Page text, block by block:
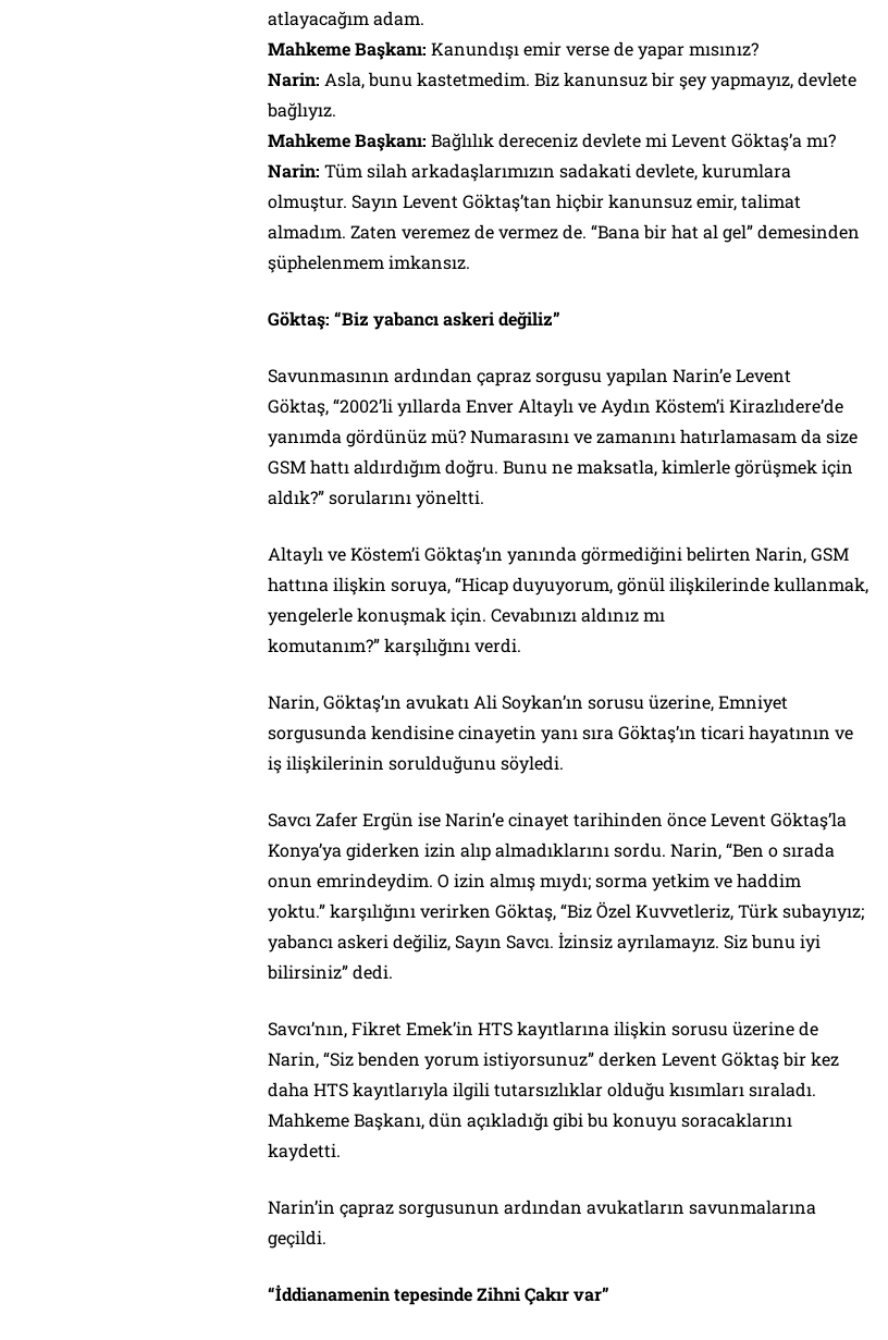
atlayacağım adam.
Mahkeme Başkanı: Kanundışı emir verse de yapar mısınız?
Narin: Asla, bunu kastetmedim. Biz kanunsuz bir şey yapmayız, devlete
bağlıyız.
Mahkeme Başkanı: Bağlılık dereceniz devlete mi Levent Göktaş’a mı?
Narin: Tüm silah arkadaşlarımızın sadakati devlete, kurumlara
olmuştur. Sayın Levent Göktaş’tan hiçbir kanunsuz emir, talimat
almadım. Zaten veremez de vermez de. “Bana bir hat al gel” demesinden
şüphelenmem imkansız.
Göktaş: “Biz yabancı askeri değiliz”
Savunmasının ardından çapraz sorgusu yapılan Narin’e Levent
Göktaş, “2002’li yıllarda Enver Altaylı ve Aydın Köstem’i Kirazlıdere’de
yanımda gördünüz mü? Numarasını ve zamanını hatırlamasam da size
GSM hattı aldırdığım doğru. Bunu ne maksatla, kimlerle görüşmek için
aldık?” sorularını yöneltti.
Altaylı ve Köstem’i Göktaş’ın yanında görmediğini belirten Narin, GSM
hattına ilişkin soruya, “Hicap duyuyorum, gönül ilişkilerinde kullanmak,
yengelerle konuşmak için. Cevabınızı aldınız mı
komutanım?” karşılığını verdi.
Narin, Göktaş’ın avukatı Ali Soykan’ın sorusu üzerine, Emniyet
sorgusunda kendisine cinayetin yanı sıra Göktaş’ın ticari hayatının ve
iş ilişkilerinin sorulduğunu söyledi.
Savcı Zafer Ergün ise Narin’e cinayet tarihinden önce Levent Göktaş’la
Konya’ya giderken izin alıp almadıklarını sordu. Narin, “Ben o sırada
onun emrindeydim. O izin almış mıydı; sorma yetkim ve haddim
yoktu.” karşılığını verirken Göktaş, “Biz Özel Kuvvetleriz, Türk subayıyız;
yabancı askeri değiliz, Sayın Savcı. İzinsiz ayrılamayız. Siz bunu iyi
bilirsiniz” dedi.
Savcı’nın, Fikret Emek’in HTS kayıtlarına ilişkin sorusu üzerine de
Narin, “Siz benden yorum istiyorsunuz” derken Levent Göktaş bir kez
daha HTS kayıtlarıyla ilgili tutarsızlıklar olduğu kısımları sıraladı.
Mahkeme Başkanı, dün açıkladığı gibi bu konuyu soracaklarını
kaydetti.
Narin’in çapraz sorgusunun ardından avukatların savunmalarına
geçildi.
“İddianamenin tepesinde Zihni Çakır var”